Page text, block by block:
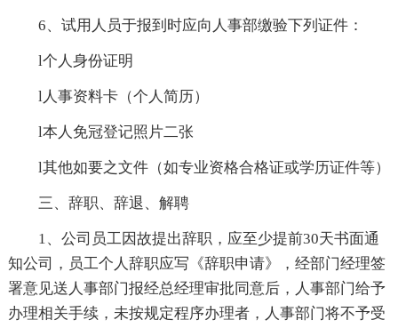
6、试用人员于报到时应向人事部缴验下列证件：
l个人身份证明
l人事资料卡（个人简历）
l本人免冠登记照片二张
l其他如要之文件（如专业资格合格证或学历证件等）
三、辞职、辞退、解聘
1、公司员工因故提出辞职，应至少提前30天书面通
知公司，员工个人辞职应写《辞职申请》，经部门经理签
署意见送人事部门报经总经理审批同意后，人事部门给予
办理相关手续，未按规定程序办理者，人事部门将不予受